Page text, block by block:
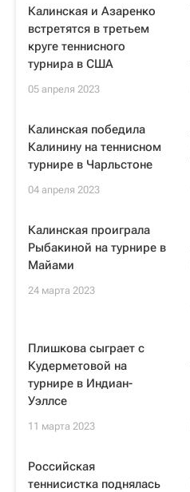
Калинская и Азаренко
встретятся в третьем
круге теннисного
турнира в США
05 апреля 2023
Калинская победила
Калинину на теннисном
турнире в Чарльстоне
04 апреля 2023
Калинская проиграла
Рыбакиной на турнире в
Майами
24 марта 2023
Плишкова сыграет с
Кудерметовой на
турнире в Индиан-
Уэллсе
11 марта 2023
Российская
теннисистка поднялась